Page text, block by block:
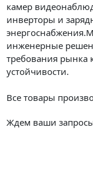
камер
инверторы и
инженерные
требования рынка
устойчивости.
Все товары
Ждем ваши